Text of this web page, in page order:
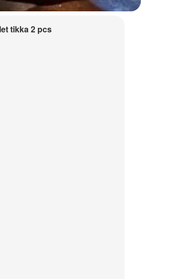
tikka 2 pcs